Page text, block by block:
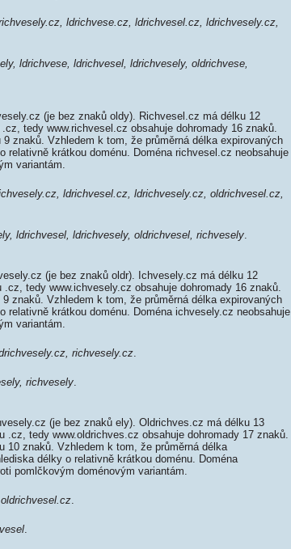
ldrichvese.cz, ldrichvesel.cz, ldrichvesely.cz,
ldrichvese, ldrichvesel, ldrichvesely, oldrichvese,
(je bez znaků oldy). Richvesel.cz má délku 12
tedy www.richvesel.cz obsahuje dohromady 16 znaků.
znaků. Vzhledem k tom, že průměrná délka expirovaných
krátkou doménu. Doména richvesel.cz neobsahuje
variantám.
ldrichvesel.cz, ldrichvesely.cz, oldrichvesel.cz,
ldrichvesel, ldrichvesely, oldrichvesel, richvesely.
(je bez znaků oldr). Ichvesely.cz má délku 12
tedy www.ichvesely.cz obsahuje dohromady 16 znaků.
znaků. Vzhledem k tom, že průměrná délka expirovaných
krátkou doménu. Doména ichvesely.cz neobsahuje
variantám.
richvesely.cz.
richvesely.
(je bez znaků ely). Oldrichves.cz má délku 13
tedy www.oldrichves.cz obsahuje dohromady 17 znaků.
znaků. Vzhledem k tom, že průměrná délka
délky o relativně krátkou doménu. Doména
pomlčkovým doménovým variantám.
.
.